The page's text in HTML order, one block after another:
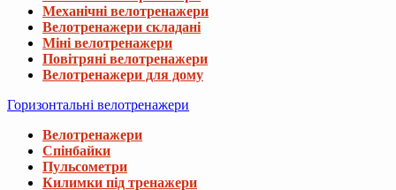
Механічні велотренажери
Велотренажери складані
Міні велотренажери
Повітряні велотренажери
Велотренажери для дому
Горизонтальні велотренажери
Велотренажери
Спінбайки
Пульсометри
Килимки під тренажери